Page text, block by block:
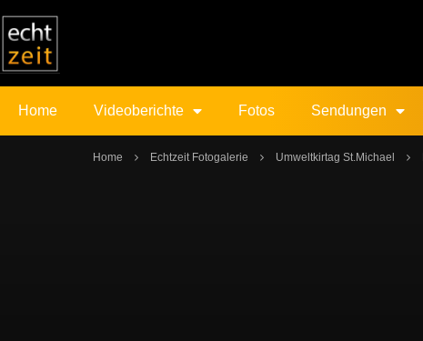
Home Videoberichte Fotos Sendungen
Home Echtzeit Fotogalerie Umweltkirtag St.Michael